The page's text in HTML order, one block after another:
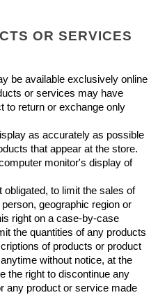
OR SERVICES
be available exclusively online
or services may have
to return or exchange only
as accurately as possible
that appear at the store.
monitor's display of
to limit the sales of
geographic region or
right on a case-by-case
the quantities of any products
of products or product
without notice, at the
the right to discontinue any
any product or service made